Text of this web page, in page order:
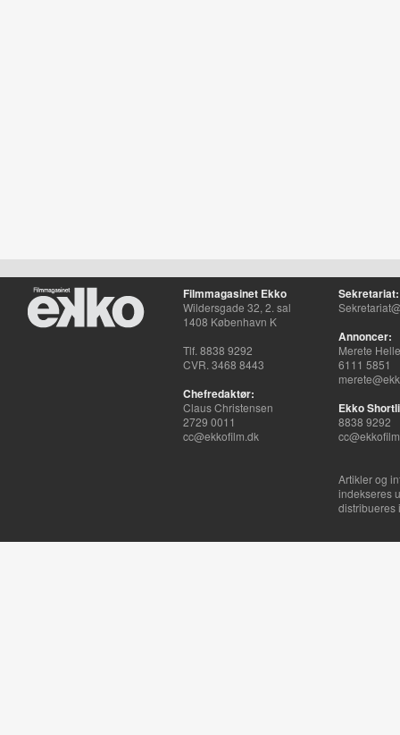
Filmmagasinet Ekko
Wildersgade 32, 2. sal
1408 København K
Tlf. 8838 9292
CVR. 3468 8443
Chefredaktør:
Claus Christensen
2729 0011
cc@ekkofilm.dk
Sekretariat:
Annoncer:
Merete
6111 5851
Ekko
8838 9292
Artikler og
indekseres
distribueres